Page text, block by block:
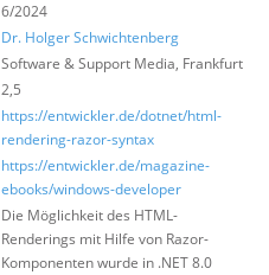
6/2024
Dr. Holger Schwichtenberg
Software & Support Media, Frankfurt
2,5
https://entwickler.de/dotnet/html-
rendering-razor-syntax
https://entwickler.de/magazine-
ebooks/windows-developer
Die Möglichkeit des HTML-
Renderings mit Hilfe von Razor-
Komponenten wurde in .NET 8.0